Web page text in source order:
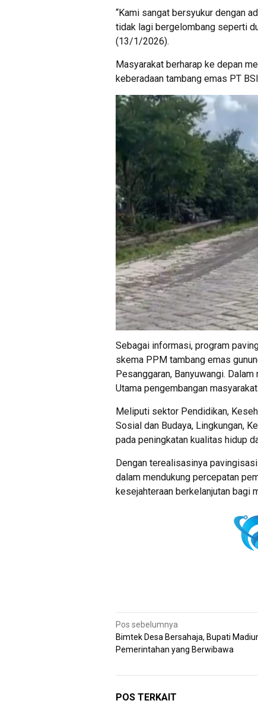
“Kami sangat bersyukur dengan
tidak lagi bergelombang seperti
(13/1/2026).
Masyarakat berharap ke depan
keberadaan tambang emas PT
Sebagai informasi, program
skema PPM tambang emas
Pesanggaran, Banyuwangi.
Utama pengembangan
Meliputi sektor Pendidikan,
Sosial dan Budaya, Lingkungan,
pada peningkatan kualitas hidup
Dengan terealisasinya
dalam mendukung percepatan
kesejahteraan berkelanjutan bagi
Navigasi
pos
Pos sebelumnya
Bimtek Desa Bersahaja, Bupati
Pemerintahan yang Berwibawa
POS TERKAIT